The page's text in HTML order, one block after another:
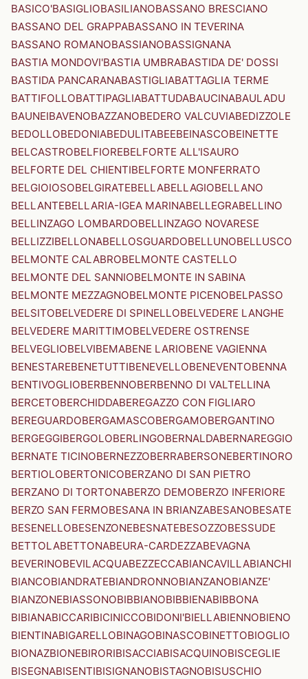
BASICO'BASIGLIOBASILIANOBASSANO BRESCIANO
BASSANO DEL GRAPPABASSANO IN TEVERINA
BASSANO ROMANOBASSIANOBASSIGNANA
BASTIA MONDOVI'BASTIA UMBRABASTIDA DE' DOSSI
BASTIDA PANCARANABASTIGLIABATTAGLIA TERME
BATTIFOLLOBATTIPAGLIABATTUDABAUCINABAULADU
BAUNEIBAVENOBAZZANOBEDERO VALCUVIABEDIZZOLE
BEDOLLOBEDONIABEDULITABEEBEINASCOBEINETTE
BELCASTROBELFIOREBELFORTE ALL'ISAURO
BELFORTE DEL CHIENTIBELFORTE MONFERRATO
BELGIOIOSOBELGIRATEBELLABELLAGIOBELLANO
BELLANTEBELLARIA-IGEA MARINABELLEGRABELLINO
BELLINZAGO LOMBARDOBELLINZAGO NOVARESE
BELLIZZIBELLONABELLOSGUARDOBELLUNOBELLUSCO
BELMONTE CALABROBELMONTE CASTELLO
BELMONTE DEL SANNIOBELMONTE IN SABINA
BELMONTE MEZZAGNOBELMONTE PICENOBELPASSO
BELSITOBELVEDERE DI SPINELLOBELVEDERE LANGHE
BELVEDERE MARITTIMOBELVEDERE OSTRENSE
BELVEGLIOBELVIBEMABENE LARIOBENE VAGIENNA
BENESTAREBENETUTTIBENEVELLOBENEVENTOBENNA
BENTIVOGLIOBERBENNOBERBENNO DI VALTELLINA
BERCETOBERCHIDDABEREGAZZO CON FIGLIARO
BEREGUARDOBERGAMASCOBERGAMOBERGANTINO
BERGEGGIBERGOLOBERLINGOBERNALDABERNAREGGIO
BERNATE TICINOBERNEZZOBERRABERSONEBERTINORO
BERTIOLOBERTONICOBERZANO DI SAN PIETRO
BERZANO DI TORTONABERZO DEMOBERZO INFERIORE
BERZO SAN FERMOBESANA IN BRIANZABESANOBESATE
BESENELLOBESENZONEBESNATEBESOZZOBESSUDE
BETTOLABETTONABEURA-CARDEZZABEVAGNA
BEVERINOBEVILACQUABEZZECCABIANCAVILLABIANCHI
BIANCOBIANDRATEBIANDRONNOBIANZANOBIANZE'
BIANZONEBIASSONOBIBBIANOBIBBIENABIBBONA
BIBIANABICCARIBICINICCOBIDONI'BIELLABIENNOBIENO
BIENTINABIGARELLOBINAGOBINASCOBINETTOBIOGLIO
BIONAZBIONEBIRORIBISACCIABISACQUINOBISCEGLIE
BISEGNABISENTIBISIGNANOBISTAGNOBISUSCHIO